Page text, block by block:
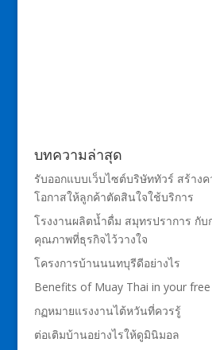
บทความล่าสุด
รับออกแบบเว็บไซต์บริษัททัวร์ สร้างค
โอกาสให้ลูกค้าตัดสินใจใช้บริการ
โรงงานผลิตน้ำดื่ม สมุทรปราการ กั
คุณภาพที่ธุรกิจไว้วางใจ
โครงการบ้านนนทบุรีดีอย่างไร
Benefits of Muay Thai in your
กฏหมายแรงงานไต้หวันที่ควรรู้
ต่อเติมบ้านอย่างไรให้ดูมินิมอล